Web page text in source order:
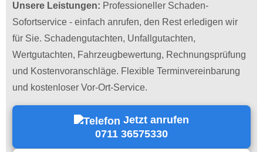
Unsere Leistungen: Professioneller Schaden-
Sofortservice - einfach anrufen, den Rest erledigen wir
für Sie. Schadengutachten, Unfallgutachten,
Wertgutachten, Fahrzeugbewertung, Rechnungsprüfung
und Kostenvoranschläge. Flexible Terminvereinbarung
und kostenloser Vor-Ort-Service.
Jetzt anrufen
0711 36575330